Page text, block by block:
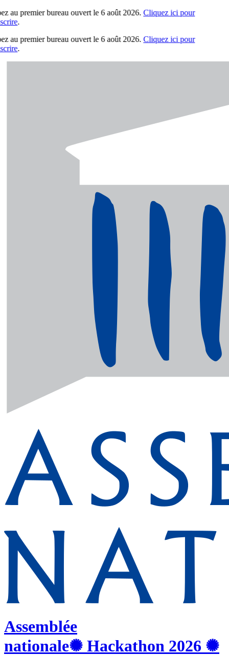
au premier bureau ouvert le 6 août 2026. Cliquez ici pour
.
au premier bureau ouvert le 6 août 2026. Cliquez ici pour
.
Assemblée
nationale✺ Hackathon 2026 ✺